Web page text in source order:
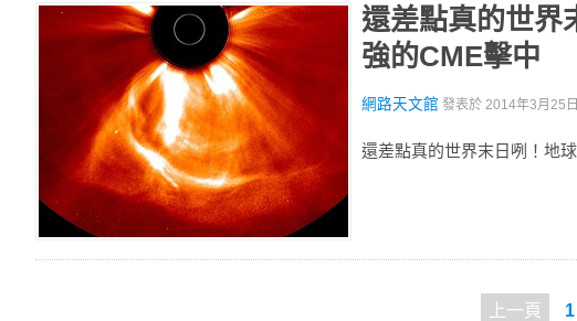
還差點真的世界
強的CME擊中
網路天文館 發表於 2014年3月25
還差點真的世界末日咧！地
上一頁 1